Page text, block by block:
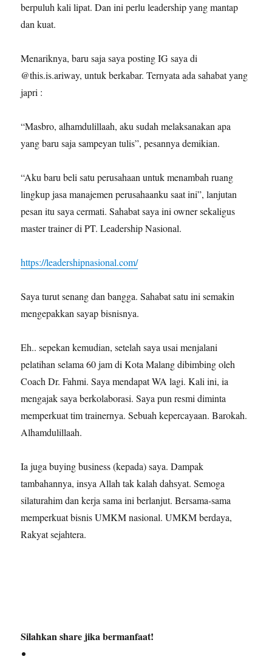
berpuluh kali lipat. Dan ini perlu leadership yang mantap
dan kuat.
Menariknya, baru saja saya posting IG saya di
@this.is.ariway, untuk berkabar. Ternyata ada sahabat yang
japri :
“Masbro, alhamdulillaah, aku sudah melaksanakan apa
yang baru saja sampeyan tulis”, pesannya demikian.
“Aku baru beli satu perusahaan untuk menambah ruang
lingkup jasa manajemen perusahaanku saat ini”, lanjutan
pesan itu saya cermati. Sahabat saya ini owner sekaligus
master trainer di PT. Leadership Nasional.
https://leadershipnasional.com/
Saya turut senang dan bangga. Sahabat satu ini semakin
mengepakkan sayap bisnisnya.
Eh.. sepekan kemudian, setelah saya usai menjalani
pelatihan selama 60 jam di Kota Malang dibimbing oleh
Coach Dr. Fahmi. Saya mendapat WA lagi. Kali ini, ia
mengajak saya berkolaborasi. Saya pun resmi diminta
memperkuat tim trainernya. Sebuah kepercayaan. Barokah.
Alhamdulillaah.
Ia juga buying business (kepada) saya. Dampak
tambahannya, insya Allah tak kalah dahsyat. Semoga
silaturahim dan kerja sama ini berlanjut. Bersama-sama
memperkuat bisnis UMKM nasional. UMKM berdaya,
Rakyat sejahtera.
Silahkan share jika bermanfaat!